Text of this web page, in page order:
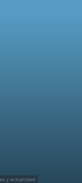
y actualidad